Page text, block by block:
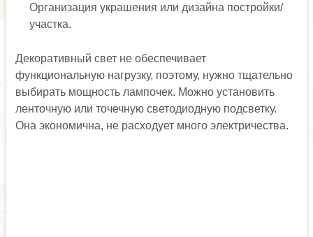
Организация украшения или дизайна постройки/
участка.
Декоративный свет не обеспечивает
функциональную нагрузку, поэтому, нужно тщательно
выбирать мощность лампочек. Можно установить
ленточную или точечную светодиодную подсветку.
Она экономична, не расходует много электричества.